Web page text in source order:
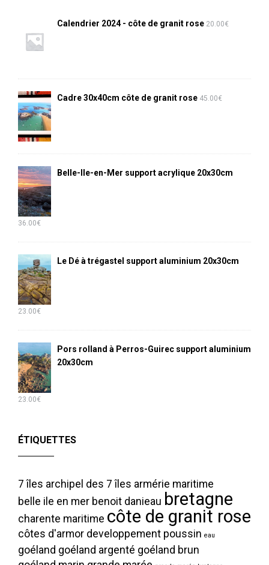
Calendrier 2024 - côte de granit rose 20.00€
Cadre 30x40cm côte de granit rose 45.00€
Belle-Ile-en-Mer support acrylique 20x30cm
36.00€
Le Dé à trégastel support aluminium 20x30cm
23.00€
Pors rolland à Perros-Guirec support aluminium
20x30cm
23.00€
ÉTIQUETTES
7 îles archipel des 7 îles armérie maritime
belle ile en mer benoit danieau bretagne
charente maritime côte de granit rose
côtes d'armor developpement poussin eau
goéland goéland argenté goéland brun